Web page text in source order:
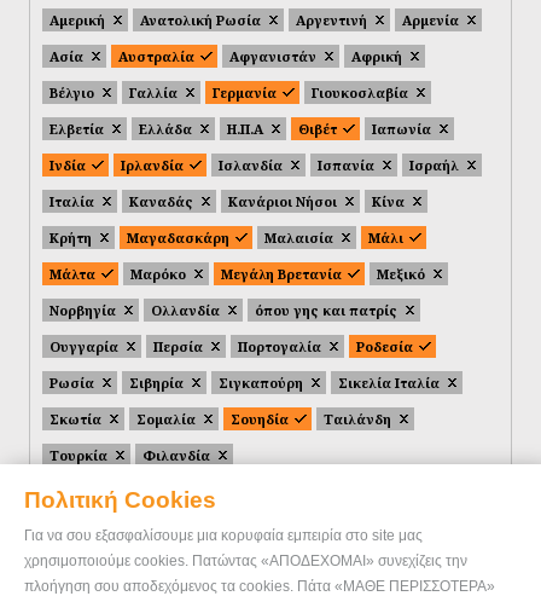
Πολιτική Cookies
Για να σου εξασφαλίσουμε μια κορυφαία εμπειρία στο site μας
χρησιμοποιούμε cookies. Πατώντας «ΑΠΟΔΕΧΟΜΑΙ» συνεχίζεις την
πλοήγηση σου αποδεχόμενος τα cookies. Πάτα «ΜΑΘΕ ΠΕΡΙΣΣΟΤΕΡΑ»
Αμερική
Ανατολική Ρωσία Αργεντινή
Αρμενία
Ασία
Αυστραλία Αφγανιστάν
Αφρική
Βέλγιο
Γαλλία Γερμανία
Γιουκοσλαβία
Ελβετία
Ελλάδα Η.Π.Α Θιβέτ
Ιαπωνία
Ινδία
Ιρλανδία Ισλανδία Ισπανία
Ισραήλ
Ιταλία
Καναδάς Κανάριοι Νήσοι
Κίνα
Κρήτη
Μαγαδασκάρη Μαλαισία
Μάλι
Μάλτα
Μαρόκο Μεγάλη Βρετανία
Μεξικό
Νορβηγία
Ολλανδία
όπου γης και πατρίς
Ουγγαρία
Περσία Πορτογαλία
Ροδεσία
Ρωσία
Σιβηρία Σιγκαπούρη
Σικελία Ιταλία
Σκωτία
Σομαλία Σουηδία
Ταιλάνδη
Τουρκία
Φιλανδία